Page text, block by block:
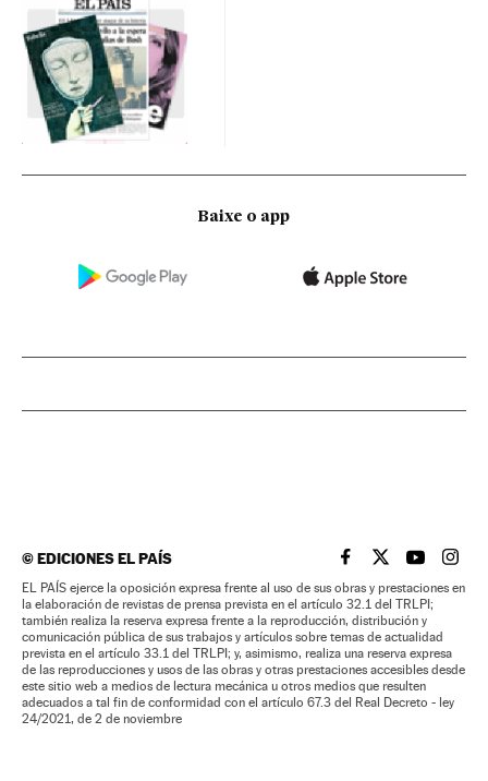
Baixe o app
©EDICIONES EL PAÍS EL PAÍS BRASIL EN
EL PAÍSEL PAÍS
EL
EL PAÍS ejerce la oposición expresa frente al uso de sus obras y prestaciones en
la elaboración de revistas de prensa prevista en el artículo 32.1 del TRLPI;
también realiza la reserva expresa frente a la reproducción, distribución y
comunicación pública de sus trabajos y artículos sobre temas de actualidad
prevista en el artículo 33.1 del TRLPI; y, asimismo, realiza una reserva expresa
de las reproducciones y usos de las obras y otras prestaciones accesibles desde
este sitio web a medios de lectura mecánica u otros medios que resulten
adecuados a tal fin de conformidad con el artículo 67.3 del Real Decreto - ley
24/2021, de 2 de noviembre